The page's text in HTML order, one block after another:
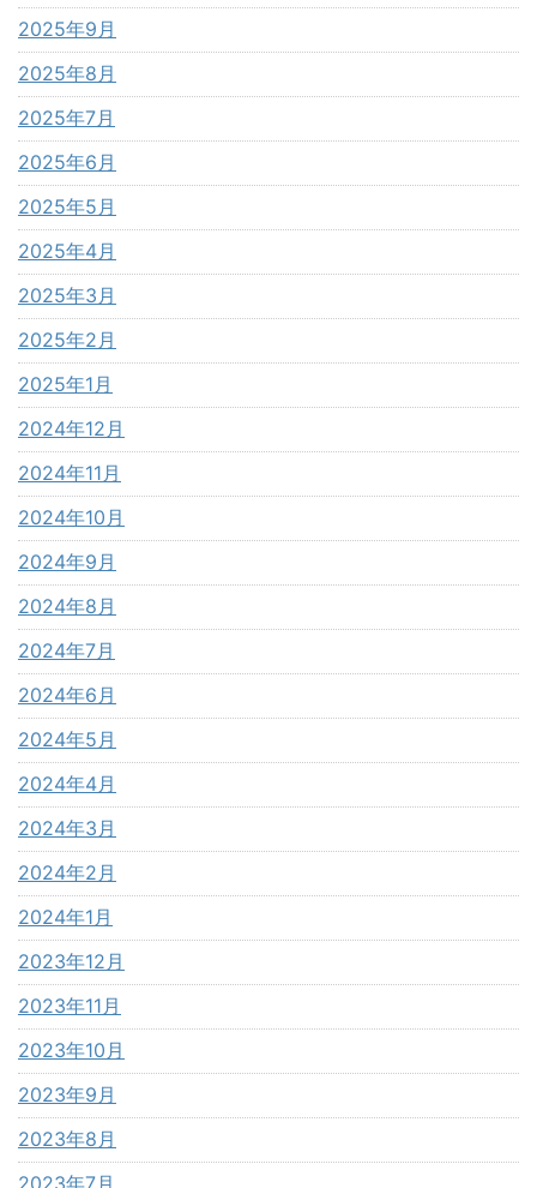
2025年9月
2025年8月
2025年7月
2025年6月
2025年5月
2025年4月
2025年3月
2025年2月
2025年1月
2024年12月
2024年11月
2024年10月
2024年9月
2024年8月
2024年7月
2024年6月
2024年5月
2024年4月
2024年3月
2024年2月
2024年1月
2023年12月
2023年11月
2023年10月
2023年9月
2023年8月
2023年7月